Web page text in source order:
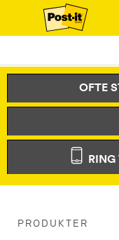
OFTE
PRODUKTER